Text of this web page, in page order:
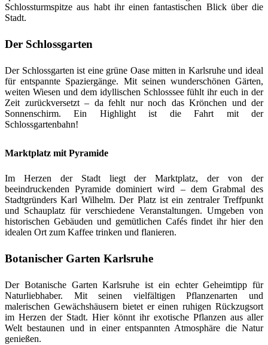
Schlossturmspitze aus habt ihr einen fantastischen Blick über die
Stadt.
Der Schlossgarten
Der Schlossgarten ist eine grüne Oase mitten in Karlsruhe und ideal
für entspannte Spaziergänge. Mit seinen wunderschönen Gärten,
weiten Wiesen und dem idyllischen Schlosssee fühlt ihr euch in der
Zeit zurückversetzt – da fehlt nur noch das Krönchen und der
Sonnenschirm. Ein Highlight ist die Fahrt mit der
Schlossgartenbahn!
Marktplatz mit Pyramide
Im Herzen der Stadt liegt der Marktplatz, der von der
beeindruckenden Pyramide dominiert wird – dem Grabmal des
Stadtgründers Karl Wilhelm. Der Platz ist ein zentraler Treffpunkt
und Schauplatz für verschiedene Veranstaltungen. Umgeben von
historischen Gebäuden und gemütlichen Cafés findet ihr hier den
idealen Ort zum Kaffee trinken und flanieren.
Botanischer Garten Karlsruhe
Der Botanische Garten Karlsruhe ist ein echter Geheimtipp für
Naturliebhaber. Mit seinen vielfältigen Pflanzenarten und
malerischen Gewächshäusern bietet er einen ruhigen Rückzugsort
im Herzen der Stadt. Hier könnt ihr exotische Pflanzen aus aller
Welt bestaunen und in einer entspannten Atmosphäre die Natur
genießen.